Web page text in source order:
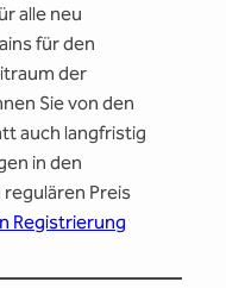
alle neu
für den
der
Sie von den
auch langfristig
in den
Preis
Registrierung